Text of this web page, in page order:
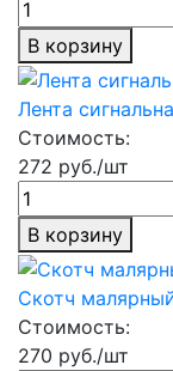
В корзину
Лента
Стоимость:
272 руб./шт
В корзину
Скотч
Стоимость:
270 руб./шт